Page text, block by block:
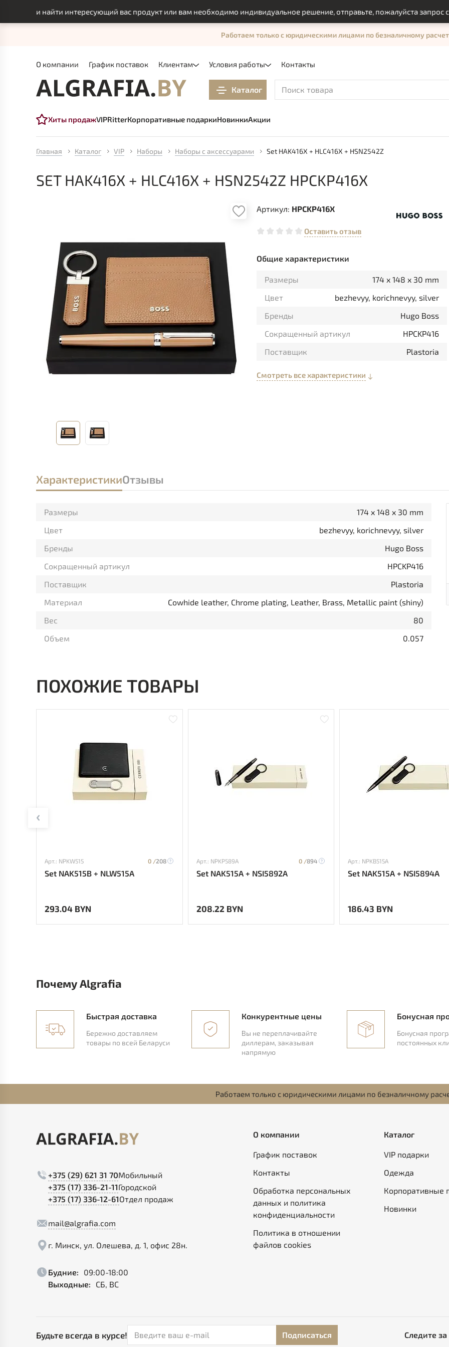
найти интересующий вас продукт или вам необходимо индивидуальное решение, отправьте, пожалуйста запрос с
О компании График поставок Клиентам Условия работы Контакты
Работаем только с юридическими лицами по безналичному
Каталог
Хиты продажVIPRitterКорпоративные подаркиНовинкиАкции
Главная Каталог VIP Наборы Наборы с аксессуарами Set HAK416X + HLC416X + HSN2542Z
SET HAK416X + HLC416X + HSN2542Z HPCKP416X
Артикул: HPCKP416X
Оставить отзыв
Общие характеристики
Размеры
174 x 148 x 30 mm
Цвет
bezhevyy, korichnevyy, silver
Бренды
Hugo Boss
Сокращенный артикул
HPCKP416
Поставщик
Plastoria
Смотреть все характеристики
ХарактеристикиОтзывы
Размеры
174 x 148 x 30 mm
Цвет
bezhevyy, korichnevyy, silver
Бренды
Hugo Boss
Сокращенный артикул
HPCKP416
Поставщик
Plastoria
Материал
Cowhide leather, Chrome plating, Leather, Brass, Metallic paint (shiny)
Вес
80
Объем
0.057
ПОХОЖИЕ ТОВАРЫ
Арт.: NPKW515 0 /208
Set NAK515B + NLW515A
293.04 BYN
Арт.: NPKP589A 0 /894
Set NAK515A + NSI5892A
208.22 BYN
Арт.: NPKB515A
Set NAK515A + NSI5894A
186.43 BYN
Почему Algrafia
Быстрая доставка
Бережно доставляем
товары по всей Беларуси
Конкурентные цены
Вы не переплачивайте
диллерам, заказывая
напрямую
Бонусная
Бонусная
постоянных
Работаем только с юридическими лицами по безналичному
+375 (29) 621 31 70Мобильный
+375 (17) 336-21-11Городской
+375 (17) 336-12-61Отдел продаж
mail@algrafia.com
г. Минск, ул. Олешева, д. 1, офис 28н.
Будние:
09:00-18:00
Выходные:
СБ, ВС
О компании
График поставок
Контакты
Обработка персональных
данных и политика
конфиденциальности
Политика в отношении
файлов cookies
Каталог
VIP подарки
Одежда
Корпоративные
Новинки
Будьте всегда в курсе! Подписаться Следите